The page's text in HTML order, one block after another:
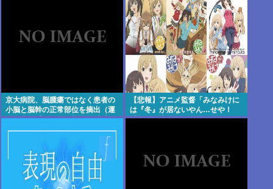
京大病院、脳腫瘍ではなく患者の
小脳と脳幹の正常部位を摘出（運
動と自発呼吸を司る部位） 患者は
生き地獄に
【悲報】アニメ監督「みなみけに
は『冬』が居ないやん…せや！
『冬』の末っ子をアニメオリジナ